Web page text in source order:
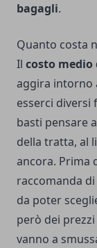
bagagli.
Quanto costa
Il costo medio
aggira intorno
esserci diversi
basti pensare
della tratta, al
ancora. Prima
raccomanda
da poter
però dei
vanno a